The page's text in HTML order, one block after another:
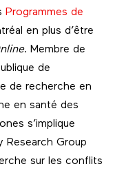
Programmes de
en plus d’être
. Membre de
de
de recherche en
en santé des
s’implique
Research Group
sur les conflits